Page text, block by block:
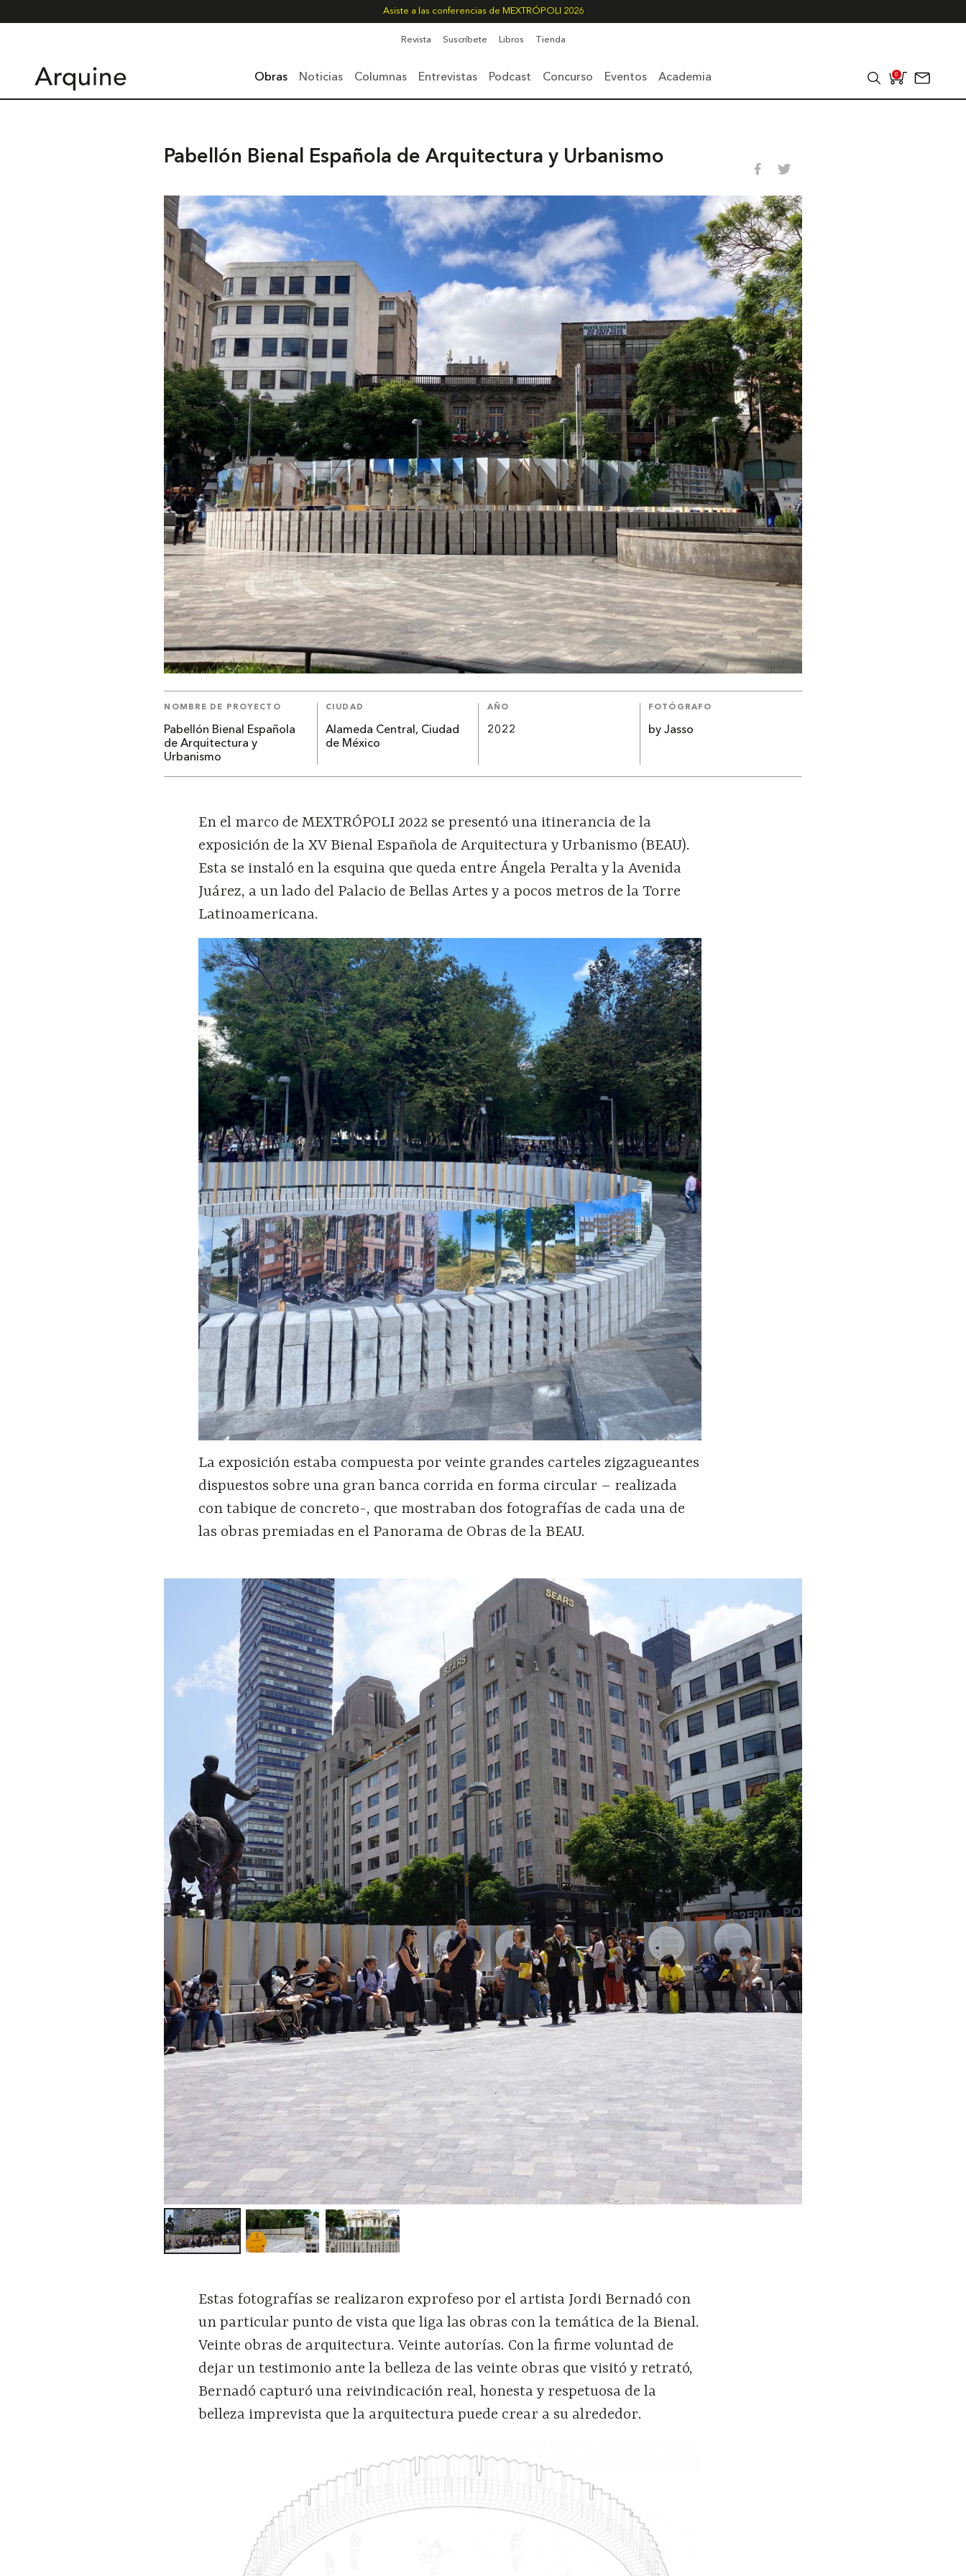
Asiste a las conferencias de MEXTRÓPOLI 2026
Revista Suscríbete Libros Tienda
Obras Noticias Columnas Entrevistas Podcast Concurso Eventos Academia 0
Pabellón Bienal Española de Arquitectura y Urbanismo
NOMBRE DE PROYECTO
Pabellón Bienal Española
de Arquitectura y
Urbanismo
CIUDAD
Alameda Central, Ciudad
de México
AÑO
2022
FOTÓGRAFO
by Jasso
En el marco de MEXTRÓPOLI 2022 se presentó una itinerancia de la
exposición de la XV Bienal Española de Arquitectura y Urbanismo (BEAU).
Esta se instaló en la esquina que queda entre Ángela Peralta y la Avenida
Juárez, a un lado del Palacio de Bellas Artes y a pocos metros de la Torre
Latinoamericana.
La exposición estaba compuesta por veinte grandes carteles zigzagueantes
dispuestos sobre una gran banca corrida en forma circular – realizada
con tabique de concreto-, que mostraban dos fotografías de cada una de
las obras premiadas en el Panorama de Obras de la BEAU.
Estas fotografías se realizaron exprofeso por el artista Jordi Bernadó con
un particular punto de vista que liga las obras con la temática de la Bienal.
Veinte obras de arquitectura. Veinte autorías. Con la firme voluntad de
dejar un testimonio ante la belleza de las veinte obras que visitó y retrató,
Bernadó capturó una reivindicación real, honesta y respetuosa de la
belleza imprevista que la arquitectura puede crear a su alrededor.